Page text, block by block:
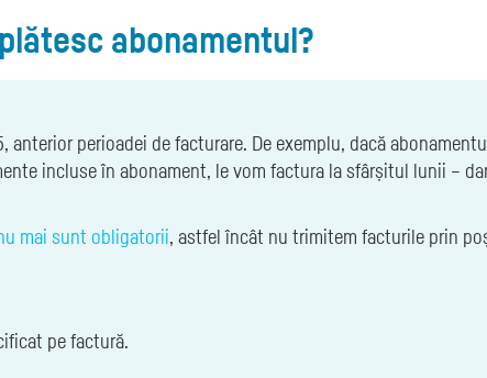
abonamentul?
anterior perioadei de facturare. De exemplu, dacă
incluse în abonament, le vom factura la sfârșitul lunii –
mai sunt obligatorii, astfel încât nu trimitem facturile prin
pe factură.